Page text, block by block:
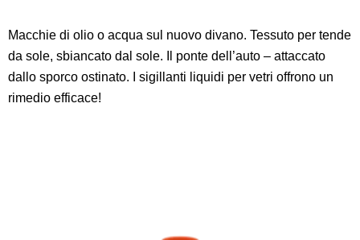
Macchie di olio o acqua sul nuovo divano. Tessuto per tende
da sole, sbiancato dal sole. Il ponte dell’auto – attaccato
dallo sporco ostinato. I sigillanti liquidi per vetri offrono un
rimedio efficace!